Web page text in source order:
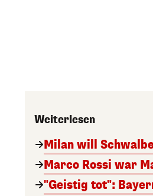
Weiterlesen
Milan will
Marco Rossi war
"Geistig tot":